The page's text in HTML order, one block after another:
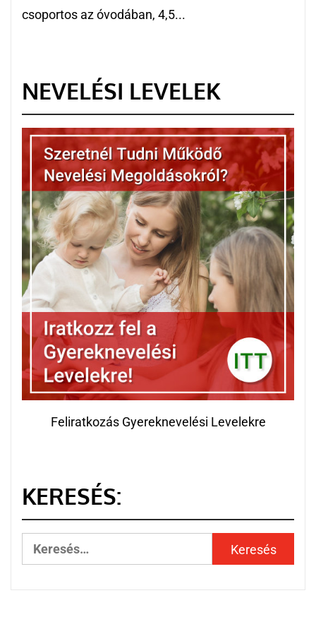
csoportos az óvodában, 4,5...
NEVELÉSI LEVELEK
Feliratkozás Gyereknevelési Levelekre
KERESÉS: